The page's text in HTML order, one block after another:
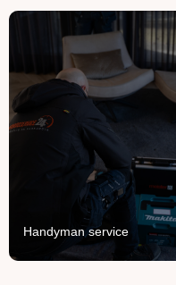
Handyman service
Handyman
service
Voor het ophangen,
monteren en demonteren
van je spullen.
Lees Meer